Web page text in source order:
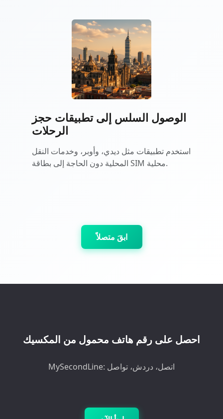
الوصول السلس إلى تطبيقات حجز
الرحلات
استخدم تطبيقات مثل ديدي، وأوبر، وخدمات النقل
المحلية دون الحاجة إلى بطاقة SIM محلية.
ابقَ متصلاً
احصل على رقم هاتف محمول من المكسيك
MySecondLine: اتصل، دردش، تواصل